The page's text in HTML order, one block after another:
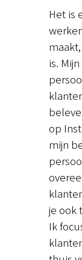
Het is
is.
op
mijn
je ook
Ik